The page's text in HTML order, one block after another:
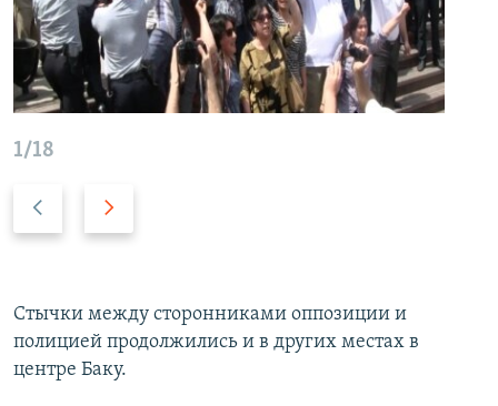
1/18
k
i
s
ə
t
i
Стычки между сторонниками оппозиции и
полицией продолжились и в других местах в
центре Баку.